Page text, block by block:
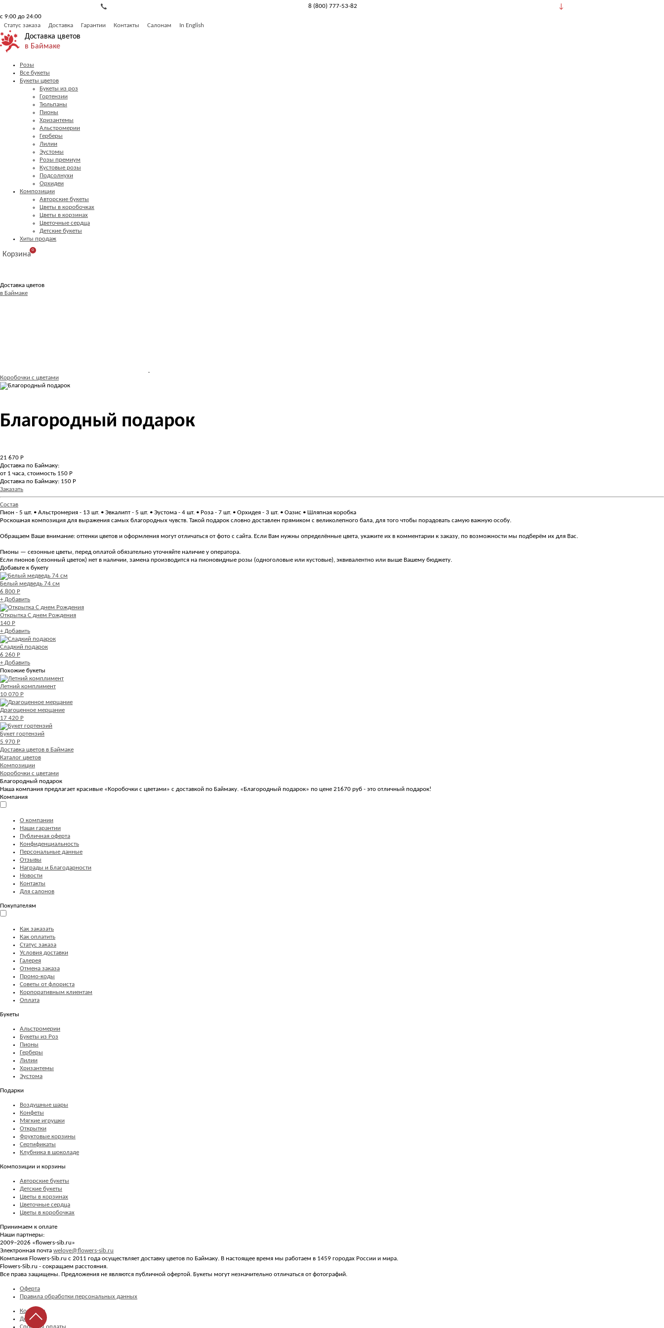
8 (800) 777-53-82
с 9:00 до 24:00
Статус заказа
Доставка Гарантии Контакты Салонам In English
Доставка цветов
в Баймаке
Розы
Все букеты
Букеты цветов
Букеты из роз
Гортензии
Тюльпаны
Пионы
Хризантемы
Альстромерии
Герберы
Лилии
Эустомы
Розы премиум
Кустовые розы
Подсолнухи
Орхидеи
Композиции
Авторские букеты
Цветы в коробочках
Цветы в корзинах
Цветочные сердца
Детские букеты
Хиты продаж
Корзина
0
Доставка цветов
в Баймаке
Коробочки с цветами
Благородный подарок
21 670 Р
Доставка по Баймаку:
от 1 часа, стоимость 150 Р
Доставка по Баймаку: 150 Р
Заказать
Состав
Пион - 5 шт. • Альстромерия - 13 шт. • Эвкалипт - 5 шт. • Эустома - 4 шт. • Роза - 7 шт. • Орхидея - 3 шт. • Оазис • Шляпная коробка
Роскошная композиция для выражения самых благородных чувств. Такой подарок словно доставлен прямиком с великолепного бала, для того чтобы порадовать самую важную особу.
Обращаем Ваше внимание: оттенки цветов и оформления могут отличаться от фото с сайта. Если Вам нужны определённые цвета, укажите их в комментарии к заказу, по возможности мы подберём их для Вас.
Пионы — сезонные цветы, перед оплатой обязательно уточняйте наличие у оператора.
Если пионов (сезонный цветок) нет в наличии, замена производится на пионовидные розы (одноголовые или кустовые), эквивалентно или выше Вашему бюджету.
Добавьте к букету
Белый медведь 74 см
6 800 Р
+ Добавить
Открытка С днем Рождения
140 Р
+ Добавить
Сладкий подарок
6 260 Р
+ Добавить
Похожие букеты
Летний комплимент
10 070 Р
Драгоценное мерцание
17 420 Р
Букет гортензий
5 970 Р
Доставка цветов в Баймаке
Каталог цветов
Композиции
Коробочки с цветами
Благородный подарок
Наша компания предлагает красивые «Коробочки с цветами» с доставкой по Баймаку. «Благородный подарок» по цене 21670 руб - это отличный подарок!
Компания
О компании
Наши гарантии
Публичная оферта
Конфиденциальность
Персональные данные
Отзывы
Награды и Благодарности
Новости
Контакты
Для салонов
Покупателям
Как заказать
Как оплатить
Статус заказа
Условия доставки
Галерея
Отмена заказа
Промо-коды
Советы от флориста
Корпоративным клиентам
Оплата
Букеты
Альстромерии
Букеты из Роз
Пионы
Герберы
Лилии
Хризантемы
Эустома
Подарки
Воздушные шары
Конфеты
Мягкие игрушки
Открытки
Фруктовые корзины
Сертификаты
Клубника в шоколаде
Композиции и корзины
Авторские букеты
Детские букеты
Цветы в корзинах
Цветочные сердца
Цветы в коробочках
Принимаем к оплате
Наши партнеры:
2009–2026 «flowers-sib.ru»
Электронная почта welove@flowers-sib.ru
Компания Flowers-Sib.ru с 2011 года осуществляет доставку цветов по Баймаку. В настоящее время мы работаем в 1459 городах России и мира.
Flowers-Sib.ru - сокращаем расстояния.
Все права защищены. Предложения не являются публичной офертой. Букеты могут незначительно отличаться от фотографий.
Оферта
Правила обработки персональных данных
Контакты
Доставка
Способы оплаты